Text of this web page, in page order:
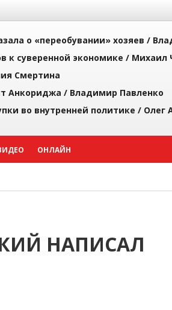
о «переобувании» хозяев /
к суверенной экономике / Михаил
Смертина
Анкориджа / Владимир Павленко
во внутренней политике / Олег
ОНЛАЙН
НАПИСАЛ